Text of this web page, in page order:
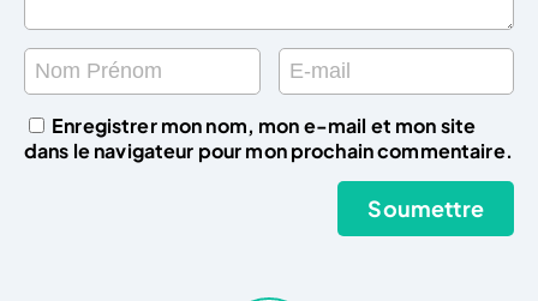
Enregistrer mon nom, mon e-mail et mon site
dans le navigateur pour mon prochain commentaire.